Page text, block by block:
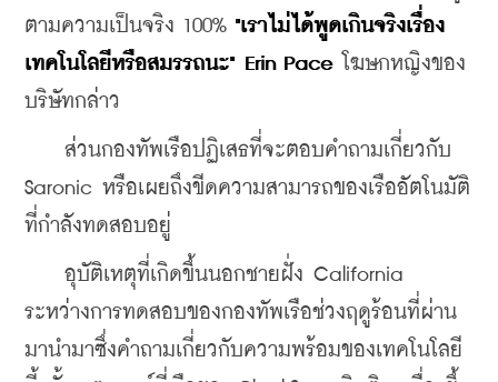
ตามความเป็นจริง 100% "เราไม่ได้พูดเกินจริงเรื่อง
เทคโนโลยีหรือสมรรถนะ" Erin Pace โฆษกหญิงของ
บริษัทกล่าว
ส่วนกองทัพเรือปฏิเสธที่จะตอบคำถามเกี่ยวกับ
Saronic หรือเผยถึงขีดความสามารถของเรืออัตโนมัติ
ที่กำลังทดสอบอยู่
อุบัติเหตุที่เกิดขึ้นนอกชายฝั่ง California
ระหว่างการทดสอบของกองทัพเรือช่วงฤดูร้อนที่ผ่าน
มานำมาซึ่งคำถามเกี่ยวกับความพร้อมของเทคโนโลยี